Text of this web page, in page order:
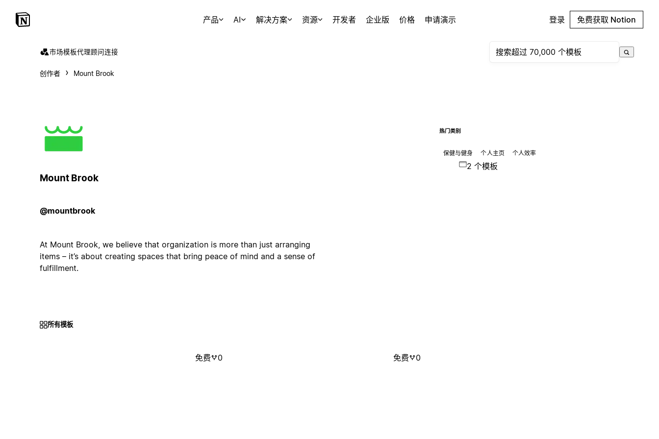
产品 AI 解决方案 资源 开发者 企业版 价格 申请演示 登录 免费获取 Notion
市场模板代理顾问连接
创作者 Mount Brook
Mount Brook
@mountbrook
At Mount Brook, we believe that organization is more than just arranging
items – it’s about creating spaces that bring peace of mind and a sense of
fulfillment.
热门类别
保健与健身 个人主页 个人效率
2 个模板
所有模板
免费 0 免费 0